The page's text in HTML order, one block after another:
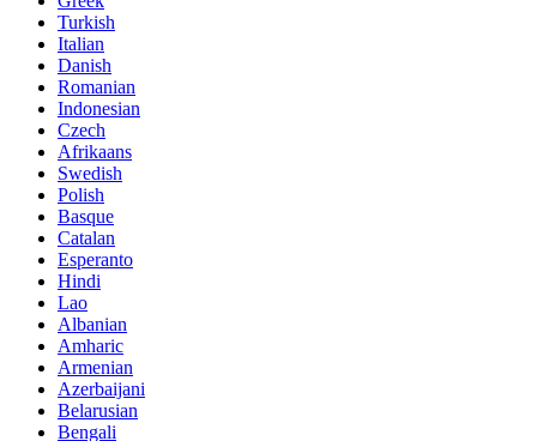
Turkish
Italian
Danish
Romanian
Indonesian
Czech
Afrikaans
Swedish
Polish
Basque
Catalan
Esperanto
Hindi
Lao
Albanian
Amharic
Armenian
Azerbaijani
Belarusian
Bengali